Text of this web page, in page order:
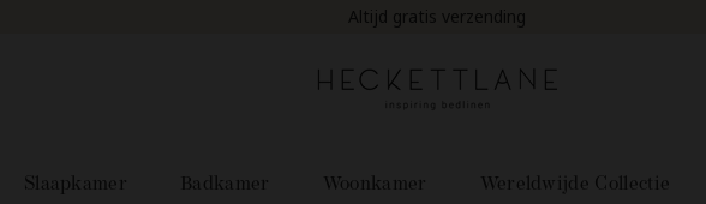
Op werkdagen voor 22:00 uur besteld, is morgen in huis!
Slaapkamer Badkamer Woonkamer Wereldwijde Collectie